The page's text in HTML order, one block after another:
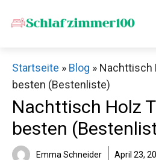
Inhalt
Startseite » Blog » Nachttisch
besten (Bestenliste)
Nachttisch Holz
besten
Emma Schneider April 23,